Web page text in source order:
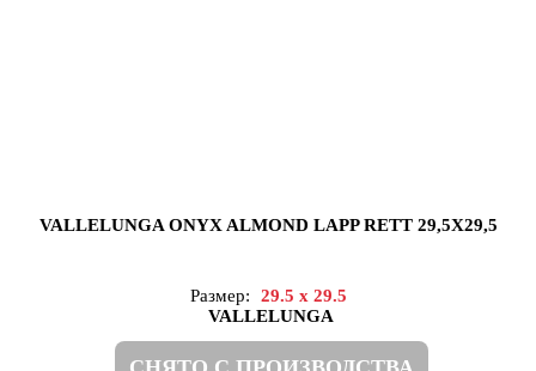
VALLELUNGA ONYX ALMOND LAPP RETT 29,5X29,5
Размер:
29.5 x 29.5
VALLELUNGA